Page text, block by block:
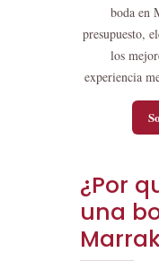
boda en
presupuesto,
los
experiencia
¿Por
una